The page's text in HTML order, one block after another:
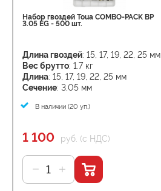
Набор гвоздей Toua COMBO-PACK BP
3.05 EG - 500 шт.
Длина гвоздей: 15, 17, 19, 22, 25 мм
Вес брутто: 1.7 кг
Длина: 15, 17, 19, 22, 25 мм
Сечение: 3,05 мм
В наличии (20 уп.)
1 100 руб. (с НДС)